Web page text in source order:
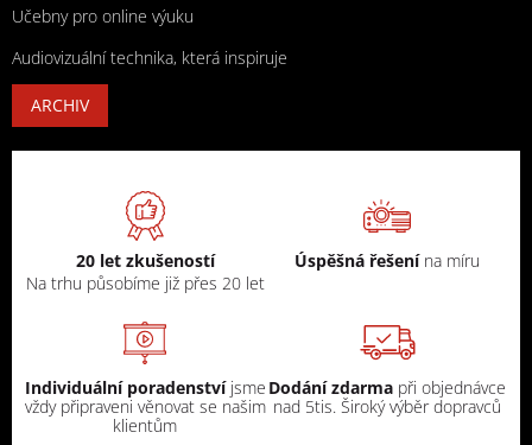
Učebny pro online výuku
Audiovizuální technika, která inspiruje
ARCHIV
20 let zkušeností
Na trhu působíme již přes 20 let
Úspěšná řešení na míru
Individuální poradenstvíjsme
vždy připraveni věnovat se našim
klientům
Dodání zdarma při objednávce
nad 5tis. Široký výběr dopravců